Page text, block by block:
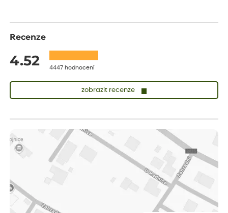
Recenze
4.52 4447 hodnocení
zobrazit recenze
vše v naprostém pořádku
ověřený nákup před 1 dnem
Jana
Flos je nejlepší &#129321;